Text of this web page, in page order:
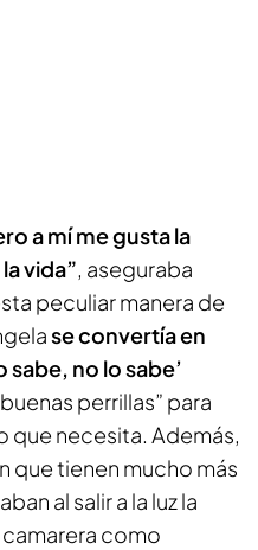
a mí me gusta la
vida”, aseguraba
peculiar manera de
se convertía en
no lo sabe’
perrillas” para
que necesita. Además,
que tienen mucho más
al salir a la luz la
como